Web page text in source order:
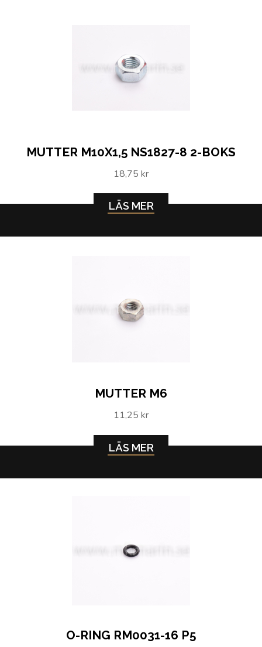
MUTTER M10X1,5 NS1827-8 2-BOKS
18,75 kr
LÄS MER
MUTTER M6
11,25 kr
LÄS MER
O-RING RM0031-16 P5